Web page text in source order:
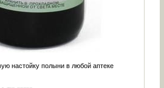
настойку полыни в любой аптеке